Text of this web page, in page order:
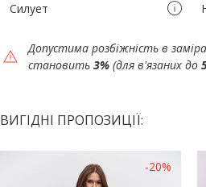
Силует
Допустима розбіжність в
становить 3% (для в'язаних до
ВИГІДНІ ПРОПОЗИЦІЇ:
-20%